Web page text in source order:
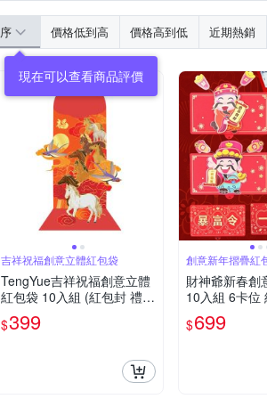
價格低到高 價格高到低 近期熱銷
吉祥祝福創意立體紅包袋
TengYue吉祥祝福創意立體
紅包袋 10入組 (紅包封 禮金
袋 節日紅包 祝福紅包)
$399
創意新年摺疊紅
財神爺新春創
10入組 6卡位
新年 蛇年 創意
$699